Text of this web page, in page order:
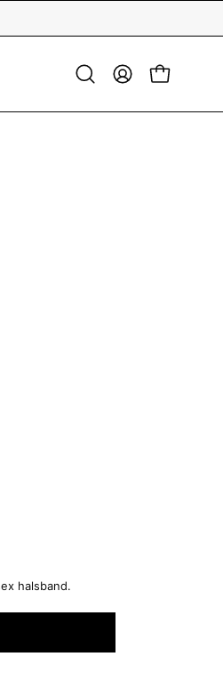
ÖppnaMITT
ÖPPNA
halsband.